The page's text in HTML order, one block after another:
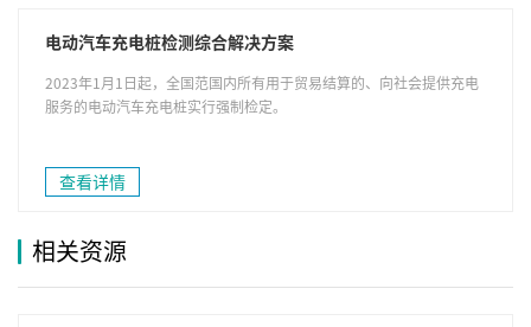
电动汽车充电桩检测综合解决方案
2023年1月1日起，全国范国内所有用于贸易结算的、向社会提供充电
服务的电动汽车充电桩实行强制检定。
查看详情
相关资源